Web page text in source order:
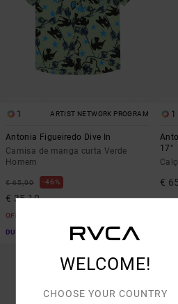
1 ARTIST NETWORK PROGRAM
Antonia Figueiredo Dive In
Camisa de manga curta Verde
Homem
€ 65,00 46%
€ 35,10
OFERTAS
DUPLA PROMO 10% EXTRA
1
17"
€
WELCOME!
CHOOSE YOUR COUNTRY